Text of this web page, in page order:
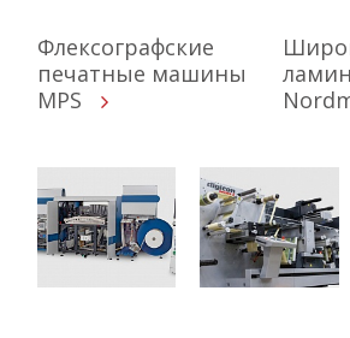
Флексографские
печатные машины
MPS